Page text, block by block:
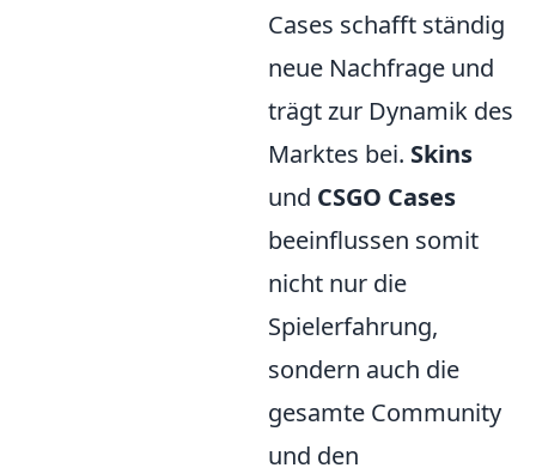
Cases schafft ständig
neue Nachfrage und
trägt zur Dynamik des
Marktes bei. Skins
und CSGO Cases
beeinflussen somit
nicht nur die
Spielerfahrung,
sondern auch die
gesamte Community
und den